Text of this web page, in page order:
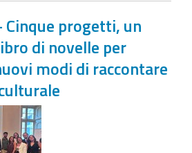
Cinque progetti, un
di novelle per
modi di raccontare